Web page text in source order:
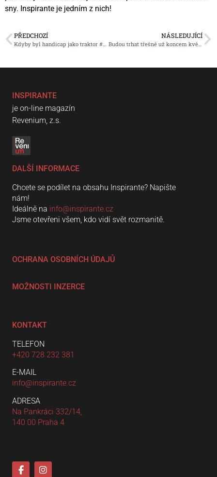
sny. Inspirante je jedním z nich!
PŘEDCHOZÍ
Kdyby byl handicap jako traktor #perplexveměstě
NÁSLEDUJÍCÍ
Budou trhat třešně už koncem května?
INSPIRANTE
je on-line magazín
Revenium, z.s.
DALŠÍ INFORMACE
Chcete se podílet na obsahu Inspirante? Napište
nám!
Ideálně na info@inspirante.cz
Jsme otevřeni všem, kdo vidí svět rozmanitě.
OCHRANA OSOBNÍCH ÚDAJŮ
MOŽNOSTI INZERCE
KONTAKT
TELEFON
+420 728 232 381
E-MAIL
info@inspirante.cz
ADRESA
Na Pankráci 332/14,
140 00 Praha 4